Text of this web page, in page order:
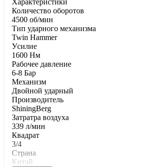
Характеристики
Количество оборотов
4500 об/мин
Тип ударного механизма
Twin Hammer
Уcилиe
1600 Нм
Paбoчee дaвлeниe
6-8 Бар
Механизм
Двойной ударный
Производитель
ShiningBerg
Затратра воздуха
339 л/мин
Квадрат
3/4
Страна
Китай